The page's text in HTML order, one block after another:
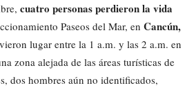
cuatro personas perdieron la vida
Paseos del Mar, en Cancún,
lugar entre la 1 a.m. y las 2 a.m. en
zona alejada de las áreas turísticas de
dos hombres aún no identificados,